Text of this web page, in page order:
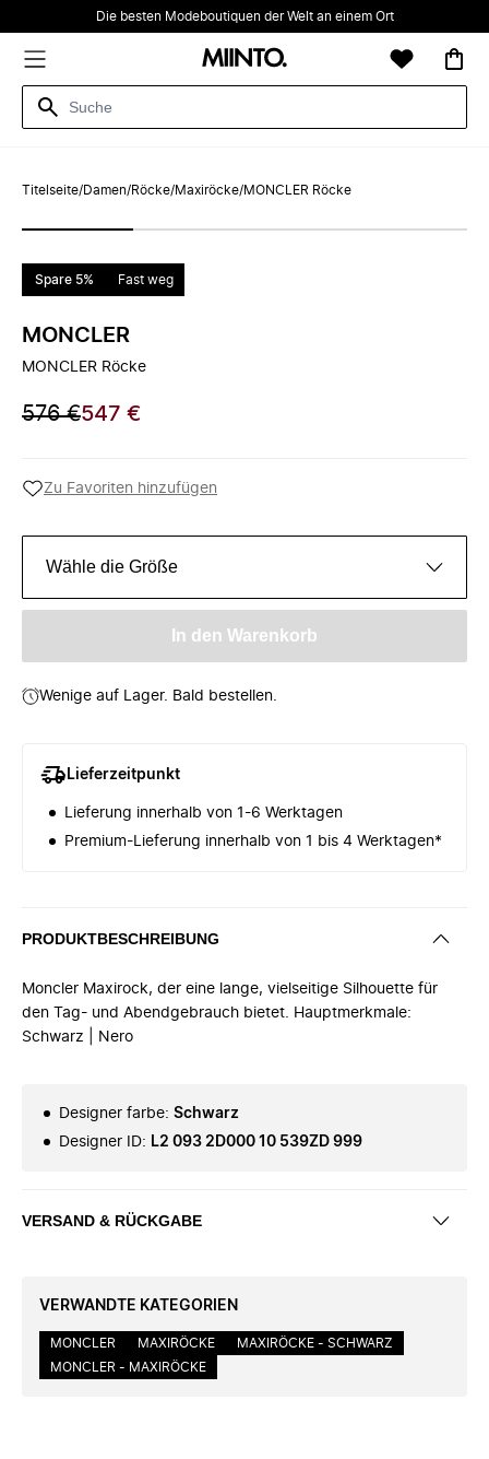
Die besten Modeboutiquen der Welt an einem Ort
Titelseite/Damen/Röcke/Maxiröcke/MONCLER Röcke
Spare 5% Fast weg
MONCLER
MONCLER Röcke
576 €547 €
Zu Favoriten hinzufügen
Wähle die Größe
In den Warenkorb
Wenige auf Lager. Bald bestellen.
Lieferzeitpunkt
Lieferung innerhalb von 1-6 Werktagen
Premium-Lieferung innerhalb von 1 bis 4 Werktagen*
PRODUKTBESCHREIBUNG
Moncler Maxirock, der eine lange, vielseitige Silhouette für
den Tag- und Abendgebrauch bietet. Hauptmerkmale:
Schwarz | Nero
Designer farbe: Schwarz
Designer ID: L2 093 2D000 10 539ZD 999
VERSAND & RÜCKGABE
VERWANDTE KATEGORIEN
MONCLER MAXIRÖCKE
MAXIRÖCKE - SCHWARZ
MONCLER - MAXIRÖCKE